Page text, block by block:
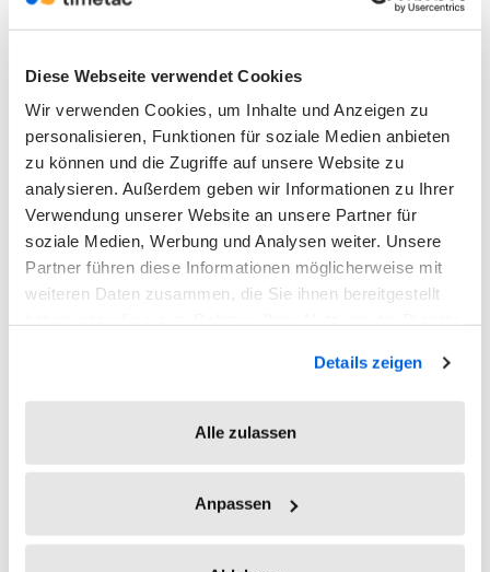
Diese Webseite verwendet Cookies
Wir verwenden Cookies, um Inhalte und Anzeigen zu
personalisieren, Funktionen für soziale Medien anbieten
zu können und die Zugriffe auf unsere Website zu
analysieren. Außerdem geben wir Informationen zu Ihrer
Verwendung unserer Website an unsere Partner für
soziale Medien, Werbung und Analysen weiter. Unsere
Partner führen diese Informationen möglicherweise mit
weiteren Daten zusammen, die Sie ihnen bereitgestellt
Details zeigen
Alle zulassen
Anpassen